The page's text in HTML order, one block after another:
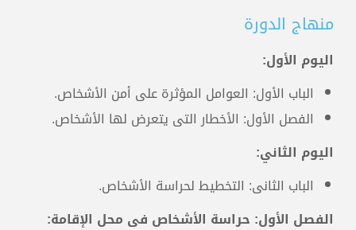
منهاج الدورة
اليوم الأول:
الباب الأول: العوامل المؤثرة على أمن الأشخاص.
الفصل الأول: الأخطار التى يتعرض لها الأشخاص.
اليوم الثاني:
الباب الثانى: التخطيط لحراسة الأشخاص.
الفصل الأول: حراسة الأشخاص فى محل الإقامة: